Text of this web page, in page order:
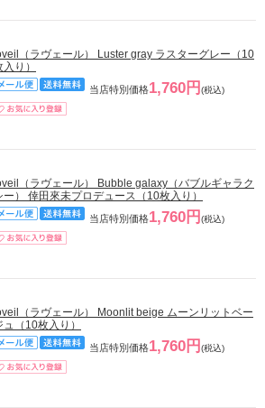
（ラヴェール） Luster gray ラスターグレー（10
入り）
当店特別価格1,760円 (税込)
（ラヴェール） Bubble galaxy（バブルギャラク
ー） 倖田來未プロデュース（10枚入り）
当店特別価格1,760円 (税込)
（ラヴェール） Moonlit beige ムーンリットベー
ュ（10枚入り）
当店特別価格1,760円 (税込)